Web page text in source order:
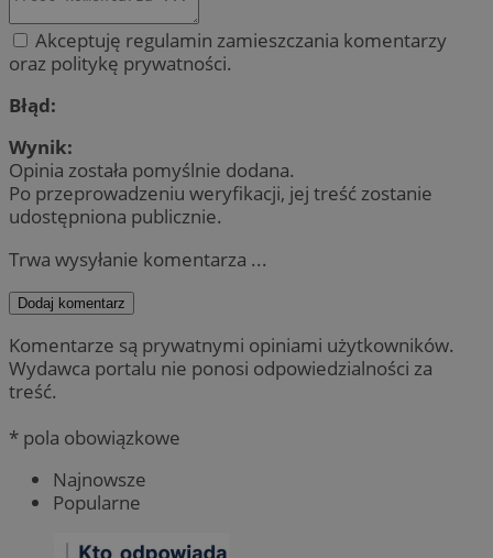
Akceptuję regulamin zamieszczania komentarzy
oraz politykę prywatności.
Błąd:
Wynik:
Opinia została pomyślnie dodana.
Po przeprowadzeniu weryfikacji, jej treść zostanie
udostępniona publicznie.
Trwa wysyłanie komentarza ...
Dodaj komentarz
Komentarze są prywatnymi opiniami użytkowników.
Wydawca portalu nie ponosi odpowiedzialności za
treść.
* pola obowiązkowe
Najnowsze
Popularne